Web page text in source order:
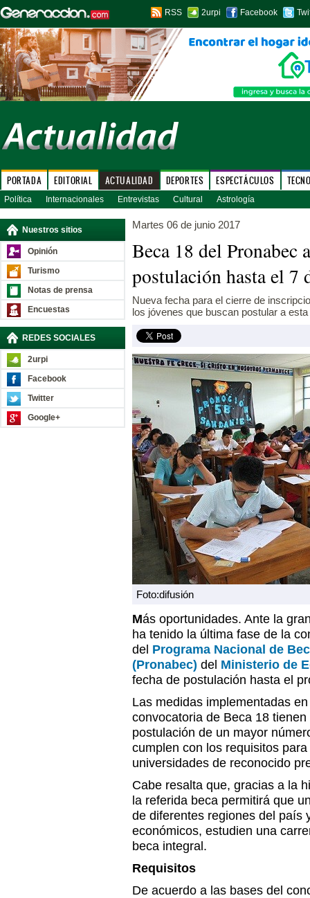
RSS 2urpi Facebook
PORTADA EDITORIAL ACTUALIDAD DEPORTES ESPECTÁCULOS
Política Internacionales Entrevistas Cultural Astrología
Nuestros sitios
Opinión
Turismo
Notas de prensa
Encuestas
REDES SOCIALES
2urpi
Facebook
Twitter
Google+
Martes 06 de junio 2017
Beca 18 del Pronabec
postulación hasta el 7
Nueva fecha para el cierre de
los jóvenes que buscan postular a
Foto:difusión
Más oportunidades. Ante la
ha tenido la última fase de la
del Programa Nacional de
(Pronabec) del Ministerio de
fecha de postulación hasta el
Las medidas implementadas
convocatoria de Beca 18
postulación de un mayor
cumplen con los requisitos
universidades de reconocido
Cabe resalta que, gracias a la
la referida beca permitirá que
de diferentes regiones del país
económicos, estudien una
beca integral.
Requisitos
De acuerdo a las bases del